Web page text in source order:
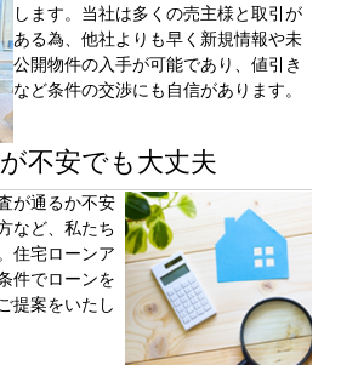
します。当社は多くの売主様と取引が
ある為、他社よりも早く新規情報や未
公開物件の⼊手が可能であり、値引き
など条件の交渉にも自信があります。
不安でも大丈夫
が通るか不安
など、私たち
住宅ローンア
件でローンを
提案をいたし